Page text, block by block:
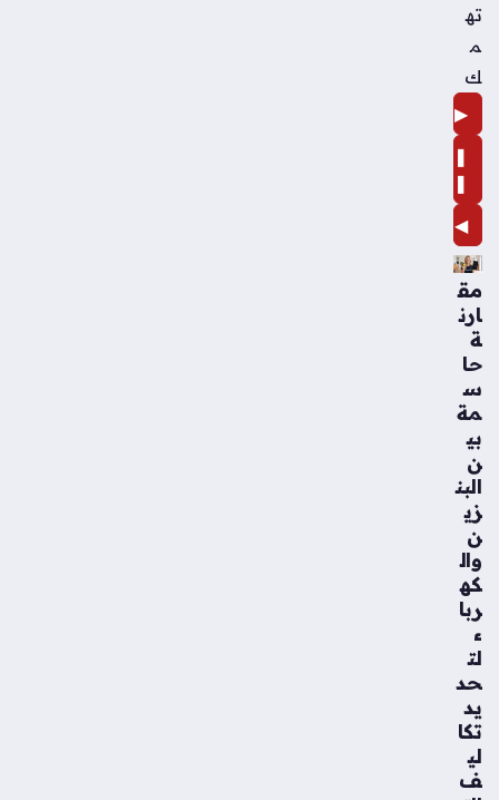
ته
م
ك
▶
❚
❚
◀
مق
ارن
ة
حا
س
مة
بي
ن
البن
زي
ن
وال
كه
ربا
ء
لت
حد
يد
تكا
لي
ف